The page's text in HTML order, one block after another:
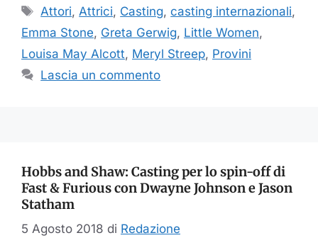
Tag
Attori, Attrici, Casting,casting internazionali,
Emma Stone, Greta Gerwig, Little Women,
Louisa May Alcott, Meryl Streep, Provini
Lascia un commento
Hobbs and Shaw: Casting per lo spin-off di
Fast & Furious con Dwayne Johnson e Jason
Statham
5 Agosto 2018 di Redazione